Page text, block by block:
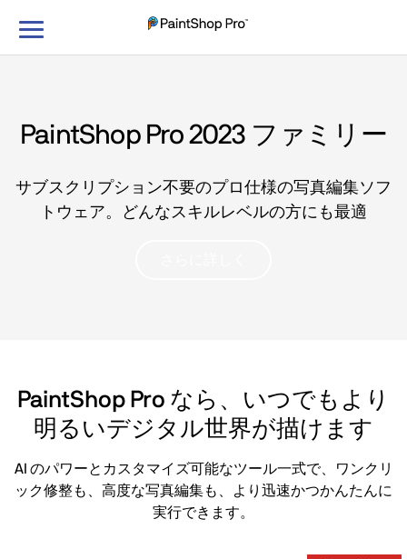
ナ
ョ
の
PaintShop Pro 2023 ファミリー
サブスクリプション不要のプロ仕様の写真編集ソフ
トウェア。どんなスキルレベルの方にも最適
PaintShop Pro なら、いつでもより
明るいデジタル世界が描けます
AI のパワーとカスタマイズ可能なツール一式で、ワンクリ
ック修整も、高度な写真編集も、より迅速かつかんたんに
実行できます。